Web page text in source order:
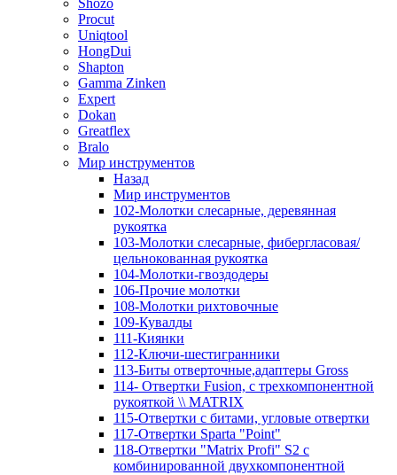
Shozo
Procut
Uniqtool
HongDui
Shapton
Gamma Zinken
Expert
Dokan
Greatflex
Bralo
Мир инструментов
Назад
Мир инструментов
102-Молотки слесарные, деревянная
рукоятка
103-Молотки слесарные, фибергласовая/
цельнокованная рукоятка
104-Молотки-гвоздодеры
106-Прочие молотки
108-Молотки рихтовочные
109-Кувалды
111-Киянки
112-Ключи-шестигранники
113-Биты отверточные,адаптеры Gross
114- Отвертки Fusion, c трехкомпонентной
рукояткой \\ MATRIX
115-Отвертки с битами, угловые отвертки
117-Отвертки Sparta "Point"
118-Отвертки "Matrix Profi" S2 с
комбинированной двухкомпонентной